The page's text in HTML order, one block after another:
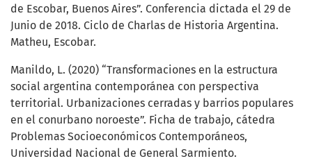
de Escobar, Buenos Aires”. Conferencia dictada el 29 de
Junio de 2018. Ciclo de Charlas de Historia Argentina.
Matheu, Escobar.
Manildo, L. (2020) “Transformaciones en la estructura
social argentina contemporánea con perspectiva
territorial. Urbanizaciones cerradas y barrios populares
en el conurbano noroeste”. Ficha de trabajo, cátedra
Problemas Socioeconómicos Contemporáneos,
Universidad Nacional de General Sarmiento.